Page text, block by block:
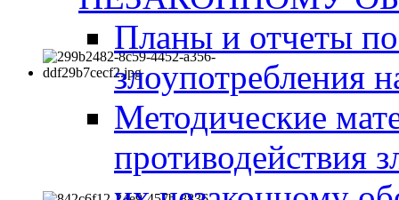
Планы и отчеты
злоупотребления
Методические
противодействия